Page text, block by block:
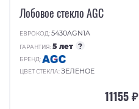
Лобовое стекло AGC
ЕВРОКОД:5430AGN1A
ГАРАНТИЯ:5 лет ?
БРЕНД:
ЦВЕТ СТЕКЛА:ЗЕЛЕНОЕ
11155 ₽